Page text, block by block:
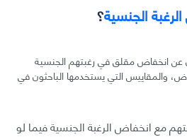
الجنسية؟
عن انخفاض مقلق في رغبتهم الجنسية
والمقاييس التي يستخدمها الباحثون في
مع انخفاض الرغبة الجنسية فيما لو